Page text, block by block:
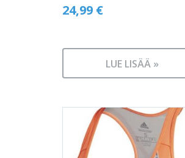
24,99 €
LUE LISÄÄ »